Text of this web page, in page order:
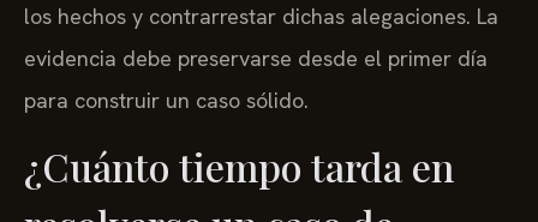
los hechos y contrarrestar dichas alegaciones. La
evidencia debe preservarse desde el primer día
para construir un caso sólido.
¿Cuánto tiempo tarda en